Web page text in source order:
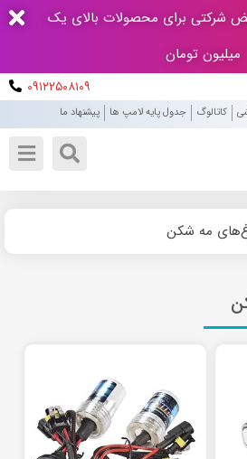
شرکتی برای محصولات بالای یک
میلیون تومان
۰۹۱۲۲۵۰۸۱۰۹
کاتالوگ جدول پایه لامپ ها پیشنهاد ما
مه شکن